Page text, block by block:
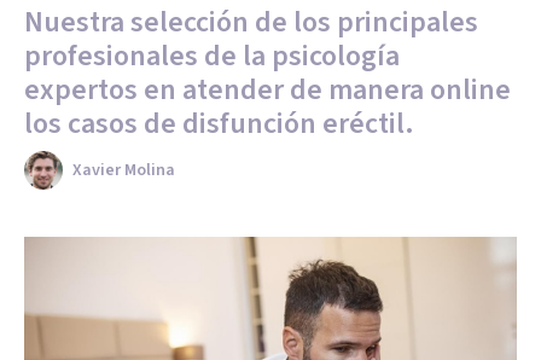
Nuestra selección de los principales
profesionales de la psicología
expertos en atender de manera online
los casos de disfunción eréctil.
Xavier Molina